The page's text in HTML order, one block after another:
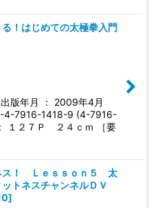
！はじめての太極拳入門
版年月 ： 2009年4月
4-7916-1418-9 (4-7916-
１２７Ｐ ２４ｃｍ ［要
ス！ Ｌｅｓｓｏｎ５ 太
トネスチャンネルＤＶ
]